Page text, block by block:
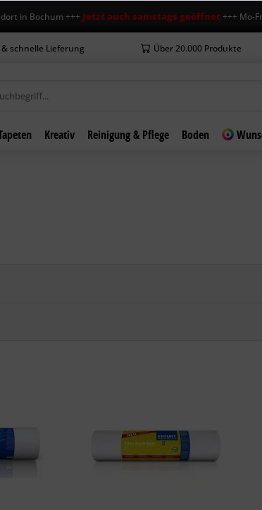
+++Jetzt auch samstags geöffnet+++ Mo-Fr 7-18
& schnelle Lieferung Über 20.000 Produkte
Kreativ Reinigung & Pflege Boden